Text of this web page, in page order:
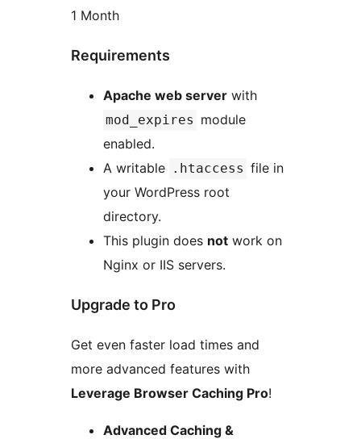
1 Month
Requirements
Apache web server with
mod_expires module
enabled.
A writable .htaccess file in
your WordPress root
directory.
This plugin does not work on
Nginx or IIS servers.
Upgrade to Pro
Get even faster load times and
more advanced features with
Leverage Browser Caching Pro!
Advanced Caching &